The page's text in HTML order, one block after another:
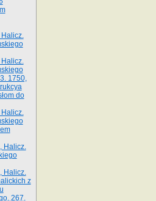
1750,
do
Halicz.
Halicz.
z
267.